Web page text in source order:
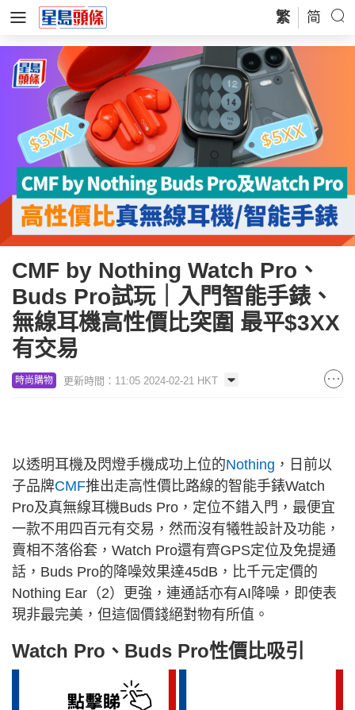
繁 简
CMF by Nothing Watch Pro、
Buds Pro試玩｜入門智能手錶、
無線耳機高性價比突圍 最平$3XX
有交易
時尚購物 更新時間：11:05 2024-02-21 HKT
以透明耳機及閃燈手機成功上位的Nothing ，日前以
子品牌CMF推出走高性價比路線的智能手錶Watch
Pro及真無線耳機Buds Pro，定位不錯入門，最便宜
一款不用四百元有交易，然而沒有犧牲設計及功能，
賣相不落俗套，Watch Pro還有齊GPS定位及免提通
話，Buds Pro的降噪效果達45dB，比千元定價的
Nothing Ear（2）更強，連通話亦有AI降噪，即使表
現非最完美，但這個價錢絕對物有所值。
Watch Pro、Buds Pro性價比吸引